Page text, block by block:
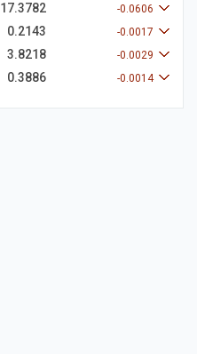
17.3782 -0.0606
0.2143 -0.0017
3.8218 -0.0029
0.3886 -0.0014